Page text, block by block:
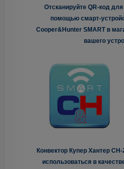
Отсканируйте QR-код
помощью смарт-
Cooper&Hunter SMART в
вашего
Конвектор Купер Хантер
использоваться в